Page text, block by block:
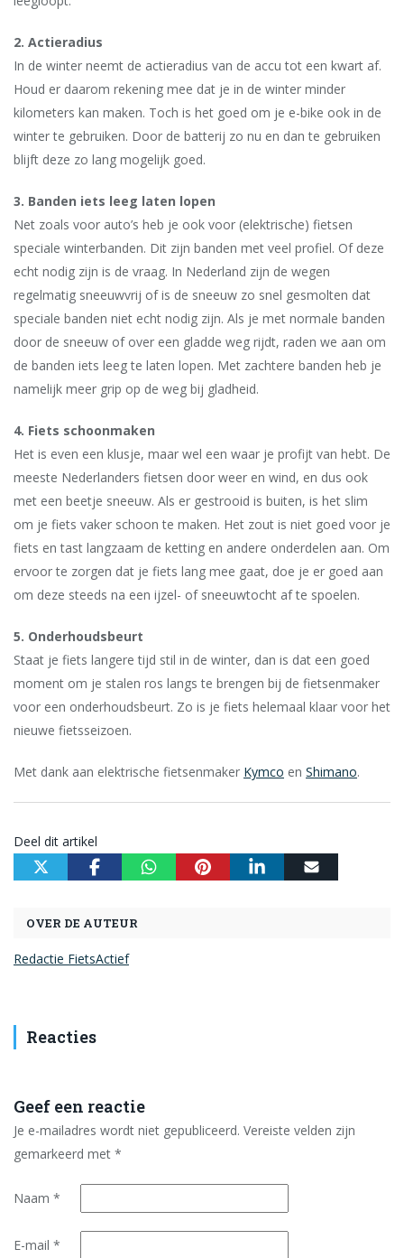
2. Actieradius
In de winter neemt de actieradius van de accu tot een kwart af.
Houd er daarom rekening mee dat je in de winter minder
kilometers kan maken. Toch is het goed om je e-bike ook in de
winter te gebruiken. Door de batterij zo nu en dan te gebruiken
blijft deze zo lang mogelijk goed.
3. Banden iets leeg laten lopen
Net zoals voor auto’s heb je ook voor (elektrische) fietsen
speciale winterbanden. Dit zijn banden met veel profiel. Of deze
echt nodig zijn is de vraag. In Nederland zijn de wegen
regelmatig sneeuwvrij of is de sneeuw zo snel gesmolten dat
speciale banden niet echt nodig zijn. Als je met normale banden
door de sneeuw of over een gladde weg rijdt, raden we aan om
de banden iets leeg te laten lopen. Met zachtere banden heb je
namelijk meer grip op de weg bij gladheid.
4. Fiets schoonmaken
Het is even een klusje, maar wel een waar je profijt van hebt. De
meeste Nederlanders fietsen door weer en wind, en dus ook
met een beetje sneeuw. Als er gestrooid is buiten, is het slim
om je fiets vaker schoon te maken. Het zout is niet goed voor je
fiets en tast langzaam de ketting en andere onderdelen aan. Om
ervoor te zorgen dat je fiets lang mee gaat, doe je er goed aan
om deze steeds na een ijzel- of sneeuwtocht af te spoelen.
5. Onderhoudsbeurt
Staat je fiets langere tijd stil in de winter, dan is dat een goed
moment om je stalen ros langs te brengen bij de fietsenmaker
voor een onderhoudsbeurt. Zo is je fiets helemaal klaar voor het
nieuwe fietsseizoen.
Met dank aan elektrische fietsenmaker Kymco en Shimano.
Deel dit artikel
OVER DE AUTEUR
Redactie FietsActief
Reacties
Geef een reactie
Je e-mailadres wordt niet gepubliceerd. Vereiste velden zijn
gemarkeerd met *
Naam *
E-mail *